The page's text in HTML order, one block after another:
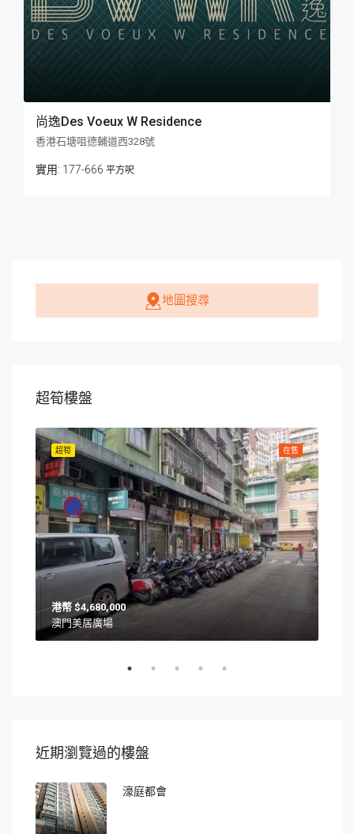
尚逸Des Voeux W Residence
香港石塘咀德輔道西328號
177-666 平方呎
地圖搜尋
超筍樓盤
在售
超筍
$4,680,000
澳門美居廣場
近期瀏覽過的樓盤
濠庭都會